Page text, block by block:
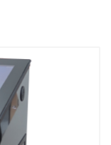
Тележка
Комплекс
для библиотеки